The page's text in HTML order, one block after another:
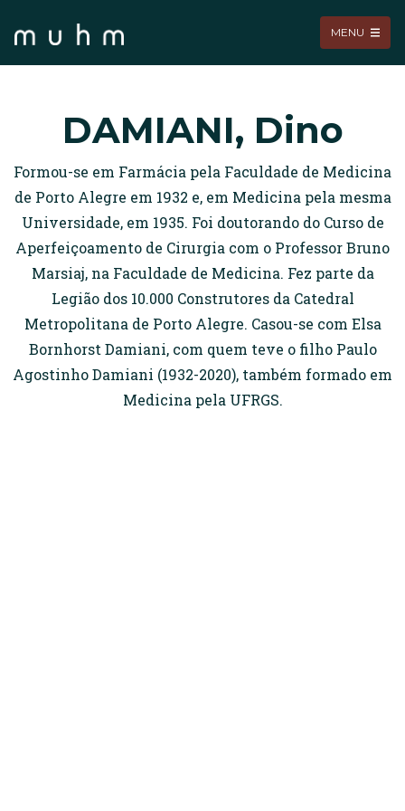
MENU
DAMIANI, Dino
Formou-se em Farmácia pela Faculdade de Medicina
de Porto Alegre em 1932 e, em Medicina pela mesma
Universidade, em 1935. Foi doutorando do Curso de
Aperfeiçoamento de Cirurgia com o Professor Bruno
Marsiaj, na Faculdade de Medicina. Fez parte da
Legião dos 10.000 Construtores da Catedral
Metropolitana de Porto Alegre. Casou-se com Elsa
Bornhorst Damiani, com quem teve o filho Paulo
Agostinho Damiani (1932-2020), também formado em
Medicina pela UFRGS.